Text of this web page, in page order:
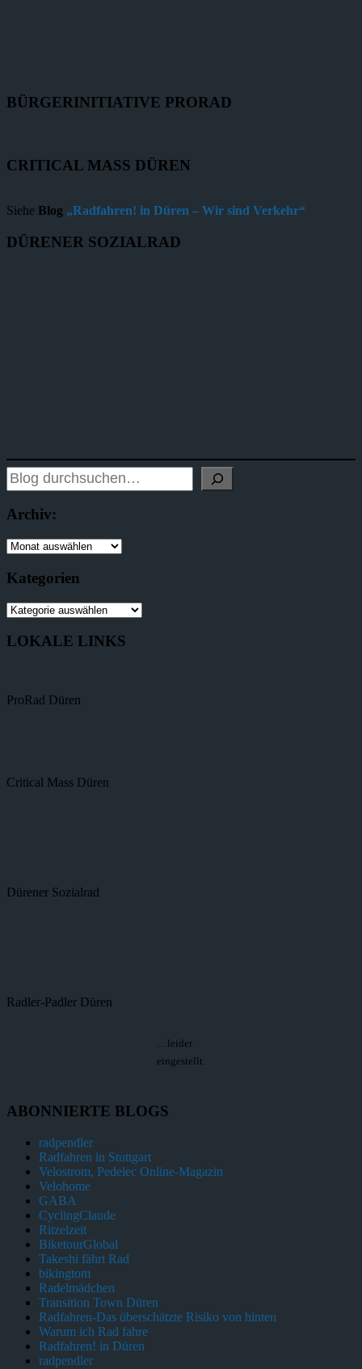
BÜRGERINITIATIVE PRORAD
CRITICAL MASS DÜREN
Siehe Blog „Radfahren! in Düren – Wir sind Verkehr“
DÜRENER SOZIALRAD
Archiv:
Kategorien
LOKALE LINKS
ProRad Düren
Critical Mass Düren
Dürener Sozialrad
Radler-Padler Düren
…leider
eingestellt.
ABONNIERTE BLOGS
radpendler
Radfahren in Stuttgart
Velostrom, Pedelec Online-Magazin
Velohome
GABA
CyclingClaude
Ritzelzeit
BiketourGlobal
Takeshi fährt Rad
bikingtom
Radelmädchen
Transition Town Düren
Radfahren-Das überschätzte Risiko von hinten
Warum ich Rad fahre
Radfahren! in Düren
radpendler